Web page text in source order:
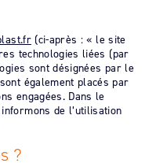
(ci-après : « le site
technologies liées (par
sont désignées par le
également placés par
engagées. Dans le
de l’utilisation
?